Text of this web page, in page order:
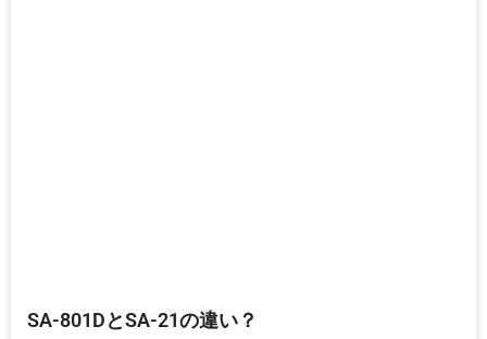
SA-801DとSA-21の違い？